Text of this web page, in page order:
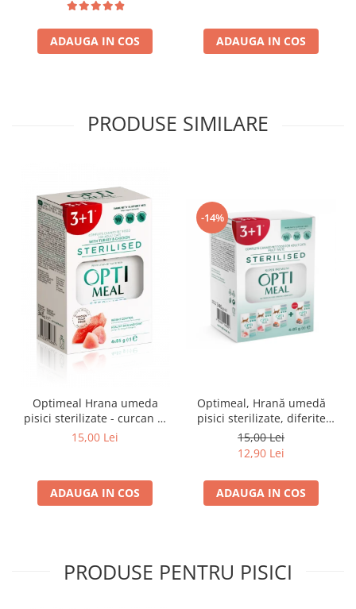
ADAUGA IN COS ADAUGA IN COS
PRODUSE SIMILARE
Optimeal Hrana umeda
pisici sterilizate - curcan si
pui in sos, set 3+1,
15,00 Lei
ADAUGA IN COS
-14%
Optimeal, Hrană umedă
pisici sterilizate, diferite
arome, (3+1), 0.34kg
15,00 Lei
12,90 Lei
ADAUGA IN COS
PRODUSE PENTRU PISICI